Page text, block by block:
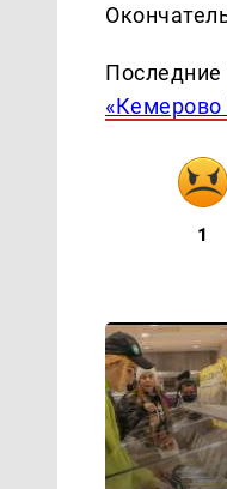
Последние
«Кемерово
1